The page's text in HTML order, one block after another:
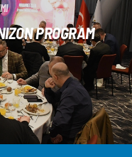
PROGRAM